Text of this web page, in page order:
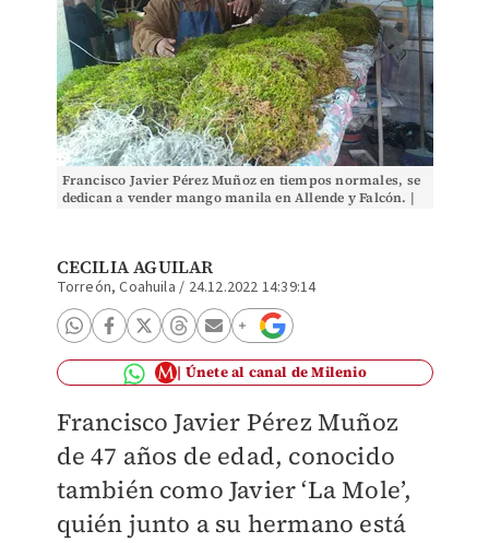
Francisco Javier Pérez Muñoz en tiempos normales, se
dedican a vender mango manila en Allende y Falcón. |
CECILIA AGUILAR
Torreón, Coahuila / 24.12.2022 14:39:14
Únete al canal de Milenio
Francisco Javier Pérez Muñoz
de 47 años de edad, conocido
también como Javier ‘La Mole’,
quién junto a su hermano está